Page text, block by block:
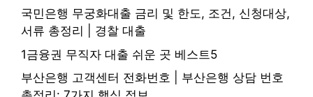
국민은행 무궁화대출 금리 및 한도, 조건, 신청대상,
서류 총정리 | 경찰 대출
1금융권 무직자 대출 쉬운 곳 베스트5
부산은행 고객센터 전화번호 | 부산은행 상담 번호